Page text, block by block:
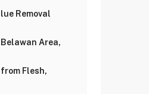
Removal
Area,
Flesh,